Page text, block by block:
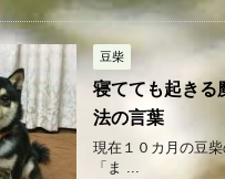
豆柴
寝てても起きる
法の言葉
現在１０カ月の豆
「ま ...